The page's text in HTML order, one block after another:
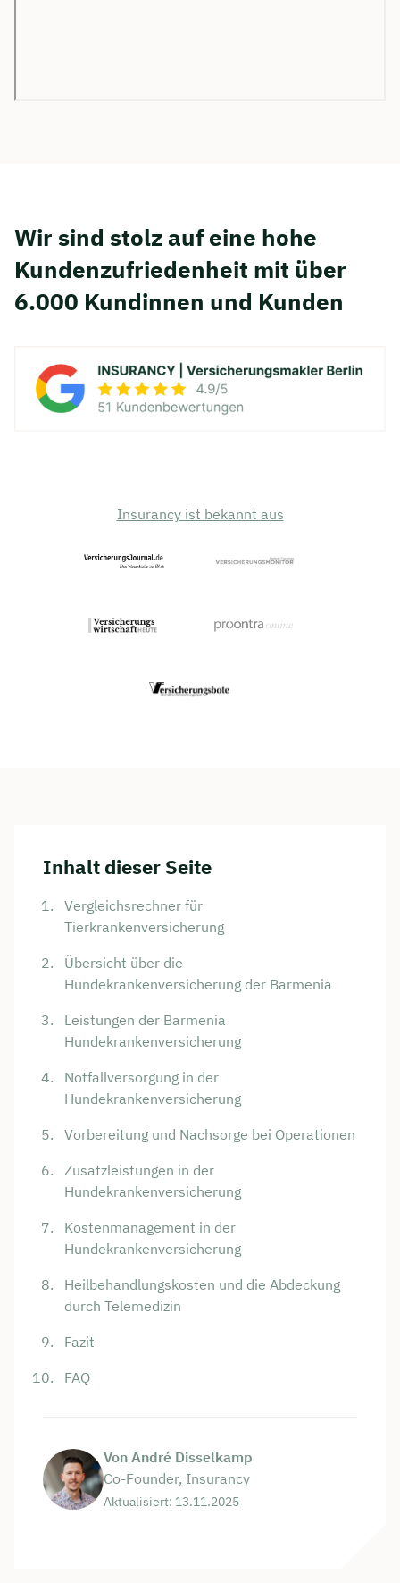
Wir sind stolz auf eine hohe
Kunden­zufriedenheit mit über
6.000 Kundinnen und Kunden
Insurancy ist bekannt aus
Inhalt dieser Seite
Vergleichsrechner für
Tierkrankenversicherung
Übersicht über die
Hundekrankenversicherung der Barmenia
Leistungen der Barmenia
Hundekrankenversicherung
Notfallversorgung in der
Hundekrankenversicherung
Vorbereitung und Nachsorge bei Operationen
Zusatzleistungen in der
Hundekrankenversicherung
Kostenmanagement in der
Hundekrankenversicherung
Heilbehandlungskosten und die Abdeckung
durch Telemedizin
Fazit
FAQ
Von André Disselkamp
Co-Founder, Insurancy
Aktualisiert: 13.11.2025